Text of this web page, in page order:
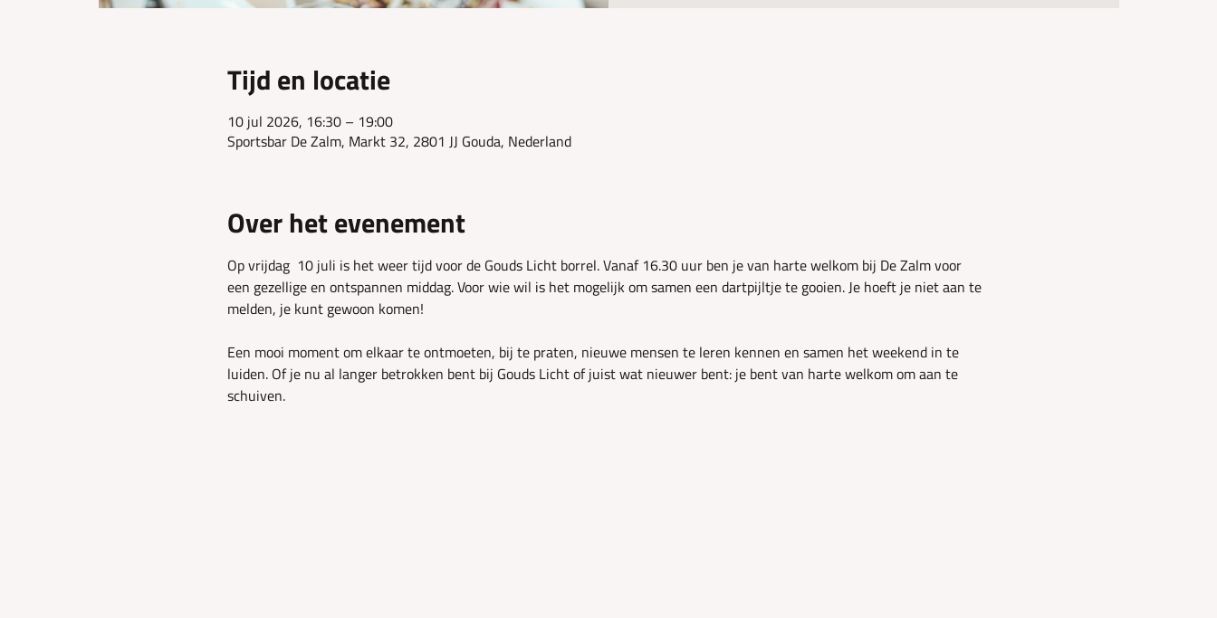
Tijd en locatie
10 jul 2026, 16:30 – 19:00
Sportsbar De Zalm, Markt 32, 2801 JJ Gouda, Nederland
Over het evenement
Op vrijdag  10 juli is het weer tijd voor de Gouds Licht borrel. Vanaf 16.30 uur ben je van harte welkom bij De Zalm voor
een gezellige en ontspannen middag. Voor wie wil is het mogelijk om samen een dartpijltje te gooien. Je hoeft je niet aan te
melden, je kunt gewoon komen!
Een mooi moment om elkaar te ontmoeten, bij te praten, nieuwe mensen te leren kennen en samen het weekend in te
luiden. Of je nu al langer betrokken bent bij Gouds Licht of juist wat nieuwer bent: je bent van harte welkom om aan te
schuiven.